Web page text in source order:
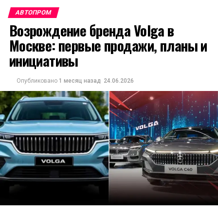
АВТОПРОМ
Возрождение бренда Volga в
Москве: первые продажи, планы и
инициативы
Опубликовано 1 месяц назад 24.06.2026